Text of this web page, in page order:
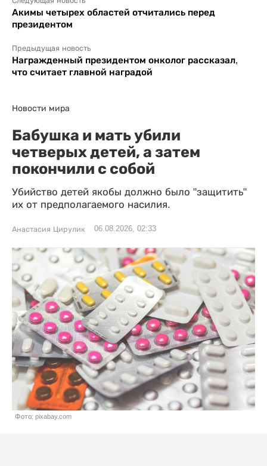
Акимы четырех областей отчитались перед
президентом
Предыдущая новость
Награжденный президентом онколог рассказал,
что считает главной наградой
Новости мира
Бабушка и мать убили
четверых детей, а затем
покончили с собой
Убийство детей якобы должно было "защитить"
их от предполагаемого насилия.
Анастасия Цирулик 06.08.2026, 02:33
Фото: pixabay.com